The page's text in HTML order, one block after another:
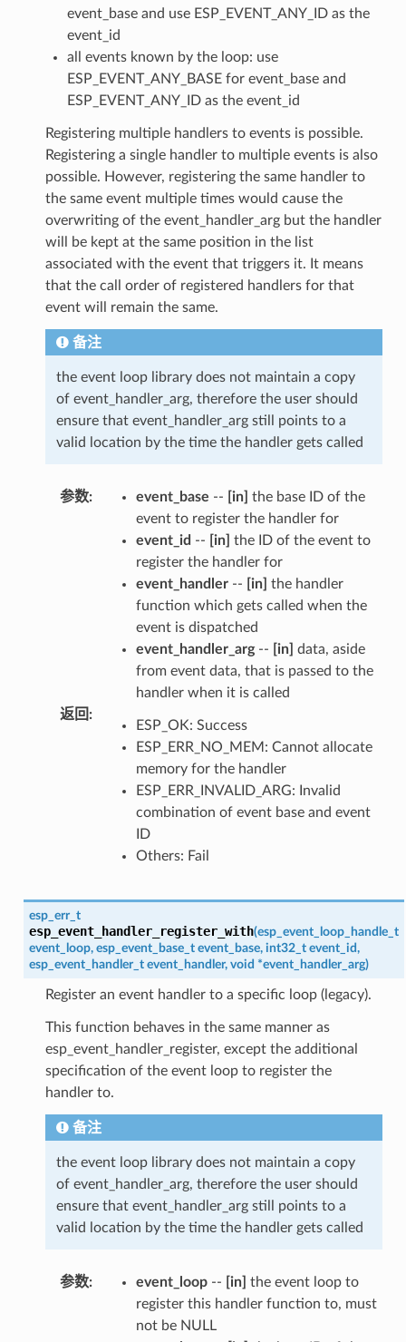
event_base and use ESP_EVENT_ANY_ID as the
event_id
all events known by the loop: use
ESP_EVENT_ANY_BASE for event_base and
ESP_EVENT_ANY_ID as the event_id
Registering multiple handlers to events is possible.
Registering a single handler to multiple events is also
possible. However, registering the same handler to
the same event multiple times would cause the
overwriting of the event_handler_arg but the handler
will be kept at the same position in the list
associated with the event that triggers it. It means
that the call order of registered handlers for that
event will remain the same.
备注
the event loop library does not maintain a copy
of event_handler_arg, therefore the user should
ensure that event_handler_arg still points to a
valid location by the time the handler gets called
参数: event_base -- [in] the base ID of the
event to register the handler for
event_id -- [in] the ID of the event to
register the handler for
event_handler-- [in] the handler
function which gets called when the
event is dispatched
event_handler_arg-- [in] data, aside
from event data, that is passed to the
handler when it is called
返回 :
ESP_OK: Success
ESP_ERR_NO_MEM: Cannot allocate
memory for the handler
ESP_ERR_INVALID_ARG: Invalid
combination of event base and event
ID
Others: Fail
esp_err_t
esp_event_handler_register_with(esp_event_loop_handle_t
event_loop, esp_event_base_t event_base, int32_t event_id,
esp_event_handler_t event_handler, void *event_handler_arg)
Register an event handler to a specific loop (legacy).
This function behaves in the same manner as
esp_event_handler_register, except the additional
specification of the event loop to register the
handler to.
备注
the event loop library does not maintain a copy
of event_handler_arg, therefore the user should
ensure that event_handler_arg still points to a
valid location by the time the handler gets called
参数: event_loop-- [in] the event loop to
register this handler function to, must
not be NULL